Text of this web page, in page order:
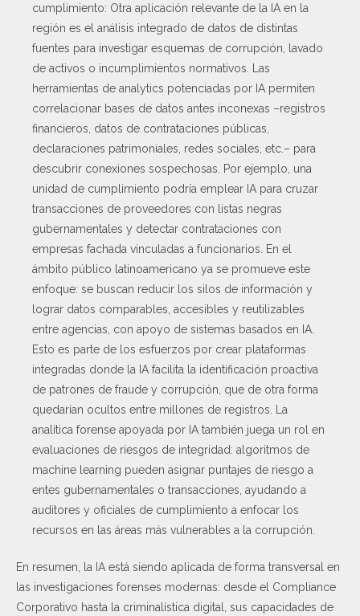
cumplimiento: Otra aplicación relevante de la IA en la
región es el análisis integrado de datos de distintas
fuentes para investigar esquemas de corrupción, lavado
de activos o incumplimientos normativos. Las
herramientas de analytics potenciadas por IA permiten
correlacionar bases de datos antes inconexas –registros
financieros, datos de contrataciones públicas,
declaraciones patrimoniales, redes sociales, etc.– para
descubrir conexiones sospechosas. Por ejemplo, una
unidad de cumplimiento podría emplear IA para cruzar
transacciones de proveedores con listas negras
gubernamentales y detectar contrataciones con
empresas fachada vinculadas a funcionarios. En el
ámbito público latinoamericano ya se promueve este
enfoque: se buscan reducir los silos de información y
lograr datos comparables, accesibles y reutilizables
entre agencias, con apoyo de sistemas basados en IA.
Esto es parte de los esfuerzos por crear plataformas
integradas donde la IA facilita la identificación proactiva
de patrones de fraude y corrupción, que de otra forma
quedarían ocultos entre millones de registros. La
analítica forense apoyada por IA también juega un rol en
evaluaciones de riesgos de integridad: algoritmos de
machine learning pueden asignar puntajes de riesgo a
entes gubernamentales o transacciones, ayudando a
auditores y oficiales de cumplimiento a enfocar los
recursos en las áreas más vulnerables a la corrupción.
En resumen, la IA está siendo aplicada de forma transversal en
las investigaciones forenses modernas: desde el Compliance
Corporativo hasta la criminalística digital, sus capacidades de